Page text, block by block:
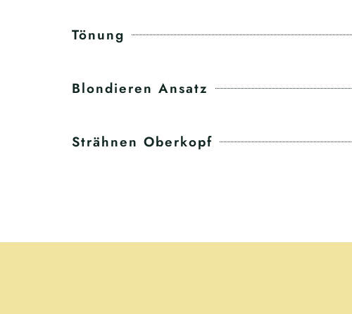
Tönung
Blondieren Ansatz
Strähnen Oberkopf